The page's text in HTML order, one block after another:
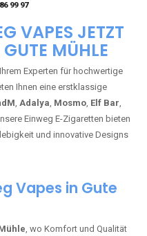
99 97
VAPES JETZT
MÜHLE
Experten für hochwertige
Ihnen eine erstklassige
, Adalya, Mosmo, Elf Bar,
Einweg E-Zigaretten bieten
und innovative Designs
Vapes in Gute
, wo Komfort und Qualität